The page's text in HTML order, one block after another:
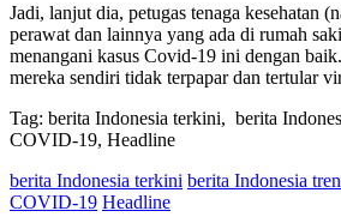
Jadi, lanjut dia, petugas tenaga kesehatan
perawat dan lainnya yang ada di rumah
menangani kasus Covid-19 ini dengan
mereka sendiri tidak terpapar dan tertular
Tag: berita Indonesia terkini, berita
COVID-19, Headline
berita Indonesia terkini berita Indonesia
COVID-19 Headline